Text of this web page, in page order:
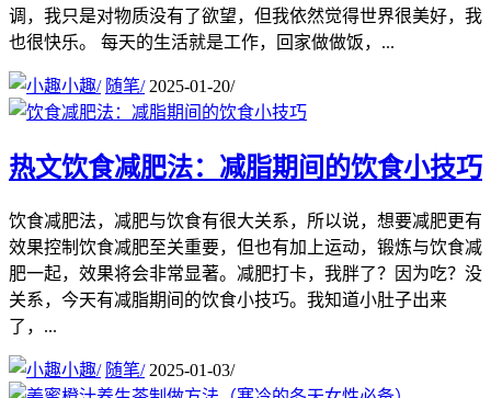
调，我只是对物质没有了欲望，但我依然觉得世界很美好，我
也很快乐。 每天的生活就是工作，回家做做饭，...
小趣/ 随笔/ 2025-01-20/
热文饮食减肥法：减脂期间的饮食小技巧
饮食减肥法，减肥与饮食有很大关系，所以说，想要减肥更有
效果控制饮食减肥至关重要，但也有加上运动，锻炼与饮食减
肥一起，效果将会非常显著。减肥打卡，我胖了？因为吃？没
关系，今天有减脂期间的饮食小技巧。我知道小肚子出来
了，...
小趣/ 随笔/ 2025-01-03/